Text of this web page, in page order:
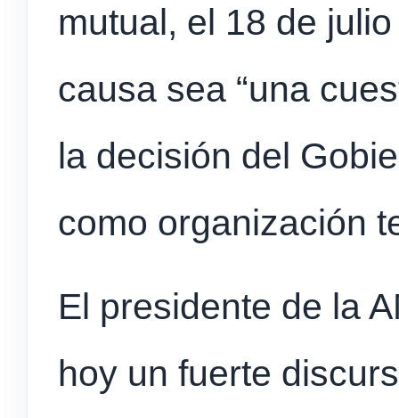
mutual, el 18 de
causa sea “una
la decisión del
como organización
El presidente de la
hoy un fuerte